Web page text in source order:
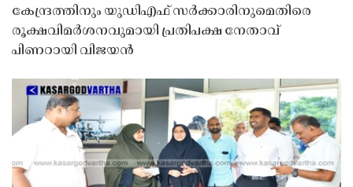
കേന്ദ്രത്തിനും യുഡിഎഫ് സർക്കാരിനുമെതിരെ
രൂക്ഷവിമർശനവുമായി പ്രതിപക്ഷ നേതാവ്
പിണറായി വിജയൻ